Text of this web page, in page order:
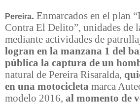
Pereira. Enmarcados en el plan
Contra El Delito”, unidades de
mediante actividades de
logran en la manzana 1 del
pública la captura de un
natural de Pereira Risaralda,
en una motocicleta marca
modelo 2016, al momento de